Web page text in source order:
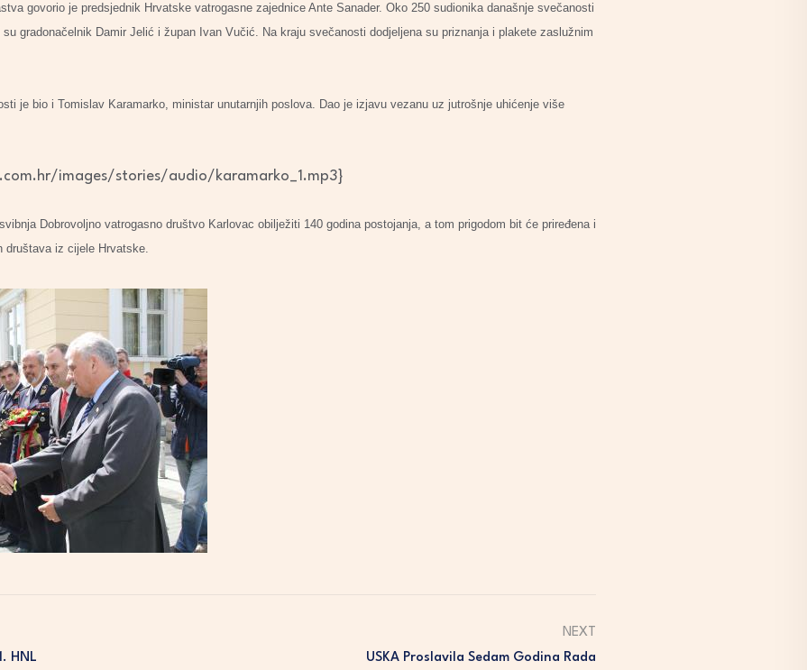
govorio je predsjednik Hrvatske vatrogasne zajednice Ante Sanader. Oko 250 sudionika današnje svečanosti
gradonačelnik Damir Jelić i župan Ivan Vučić. Na kraju svečanosti dodjeljena su priznanja i plakete zaslužnim
je bio i Tomislav Karamarko, ministar unutarnjih poslova. Dao je izjavu vezanu uz jutrošnje uhićenje više
images/stories/audio/karamarko_1.mp3}
Dobrovoljno vatrogasno društvo Karlovac obilježiti 140 godina postojanja, a tom prigodom bit će priređena i
društava iz cijele Hrvatske.
HNL
NEXT
USKA Proslavila Sedam Godina Rada